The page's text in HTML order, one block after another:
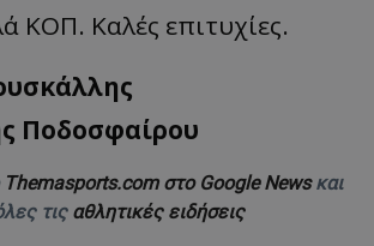
ΚΟΠ. Καλές επιτυχίες.
Ποδοσφαίρου
Themasports.com στο Google Newsκαι
τις αθλητικές ειδήσεις